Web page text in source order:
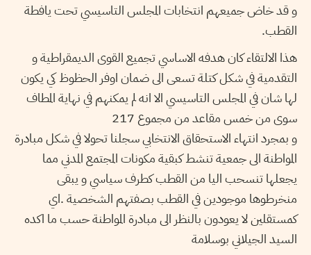
و قد خاض جميعهم انتخابات المجلس التاسيسي تحت يافطة
القطب.
هذا الالتقاء كان هدفه الاساسي تجميع القوى الديمقراطية و
التقدمية في شكل كتلة تسعى الى ضمان اوفر الحظوظ كي يكون
لها شان في المجلس التاسيسي الا انه لم يمكنهم في نهاية المطاف
سوى من خمس مقاعد من مجموع 217
و بمجرد انتهاء الاستحقاق الانتخابي سجلنا تحولا في شكل مبادرة
المواطنة الى جمعية تنشط كبقية مكونات المجتمع المدني مما
يجعلهاتنسحب اليا من القطب كطرف سياسيو يبقى
منخرطوها موجودين في القطب بصفتهم الشخصية .اي
كمستقلين لا يعودون بالنظر الى مبادرة المواطنة حسب ما اكده
السيد الجيلاني بوسلامة